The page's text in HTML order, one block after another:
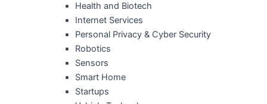
Health and Biotech
Internet Services
Personal Privacy & Cyber Security
Robotics
Sensors
Smart Home
Startups